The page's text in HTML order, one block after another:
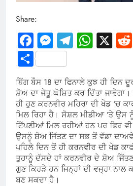
Share:
Facebook
Messenger
Telegram
X
Share
ਬਿੱਗ ਬੌਸ 18 ਦਾ ਫਿਨਾਲੇ ਕੁਝ ਹੀ ਦਿਨ
ਸ਼ੋਅ ਦਾ ਜੇਤੂ ਘੋਸ਼ਿਤ ਕਰ ਦਿੱਤਾ ਜਾਵੇਗਾ।
ਹੀ ਹੁਣ ਕਰਨਵੀਰ ਮਹਿਰਾ ਦੀ ਖੇਡ ‘ਚ
ਮਿਲ ਰਿਹਾ ਹੈ। ਸੋਸ਼ਲ ਮੀਡੀਆ ‘ਤੇ ਉਸ
ਟਿੱਪਣੀਆਂ ਮਿਲ ਰਹੀਆਂ ਹਨ ਪਰ ਫਿਰ
ਉਸਨੂੰ ਸ਼ੋਅ ਜਿੱਤਣ ਦਾ ਸਭ ਤੋਂ ਵੱਡਾ
ਪਹਿਲੇ ਦਿਨ ਤੋਂ ਹੀ ਕਰਨਵੀਰ ਦੀ ਖੇਡ
ਤੁਹਾਨੂੰ ਦੱਸਦੇ ਹਾਂ ਕਰਨਵੀਰ ਦੇ ਸ਼ੋਅ
ਗੁਣ ਕਿਹੜੇ ਹਨ ਜਿਨ੍ਹਾਂ ਦੀ ਵਜ੍ਹਾ ਨਾਲ
ਬਣ ਸਕਦਾ ਹੈ।